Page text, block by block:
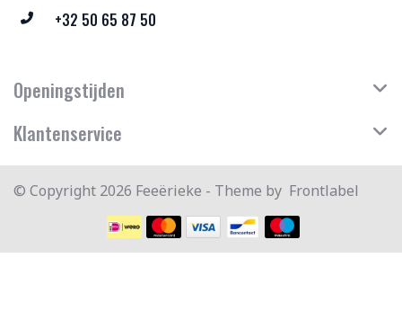
+32 50 65 87 50
Openingstijden
Klantenservice
© Copyright 2026 Feeërieke - Theme by Frontlabel